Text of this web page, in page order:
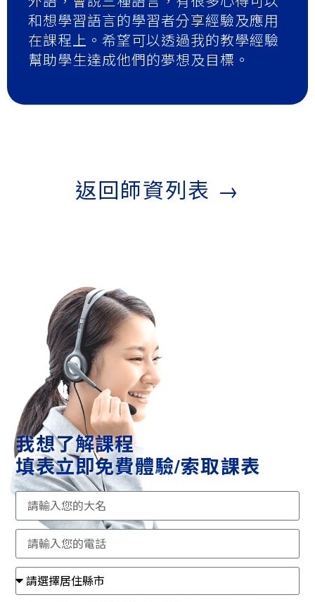
和想學習語言的學習者分享經驗及應用
在課程上。希望可以透過我的教學經驗
幫助學生達成他們的夢想及目標。
返回師資列表 →
我想了解課程
填表立即免費體驗/索取課表